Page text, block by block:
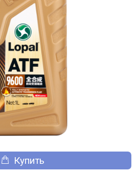
Купить